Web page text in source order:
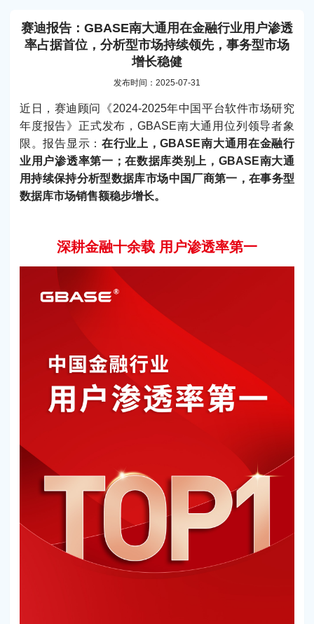
赛迪报告：GBASE南大通用在金融行业用户渗透
率占据首位，分析型市场持续领先，事务型市场
增长稳健
发布时间：2025-07-31
近日，赛迪顾问《2024-2025年中国平台软件市场研究
年度报告》正式发布，GBASE南大通用位列领导者象
限。报告显示： 在行业上，GBASE南大通用在金融行
业用户渗透率第一；在数据库类别上，GBASE南大通
用持续保持分析型数据库市场中国厂商第一，在事务型
数据库市场销售额稳步增长。
深耕金融十余载 用户渗透率第一